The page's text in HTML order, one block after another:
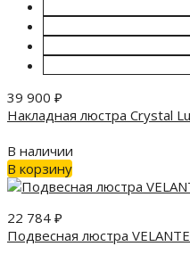
39 900 ₽
Накладная люстра Crystal
В наличии
В корзину
22 784 ₽
Подвесная люстра